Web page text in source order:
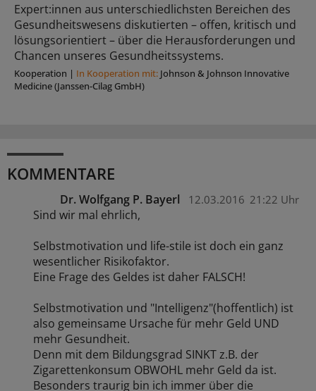
Expert:innen aus unterschiedlichsten Bereichen des
Gesundheitswesens diskutierten – offen, kritisch und
lösungsorientiert – über die Herausforderungen und
Chancen unseres Gesundheitssystems.
Kooperation | In Kooperation mit: Johnson & Johnson Innovative
Medicine (Janssen-Cilag GmbH)
KOMMENTARE
Dr. Wolfgang P. Bayerl 12.03.2016 21:22 Uhr
Sind wir mal ehrlich,
Selbstmotivation und life-stile ist doch ein ganz
wesentlicher Risikofaktor.
Eine Frage des Geldes ist daher FALSCH!
Selbstmotivation und "Intelligenz"(hoffentlich) ist
also gemeinsame Ursache für mehr Geld UND
mehr Gesundheit.
Denn mit dem Bildungsgrad SINKT z.B. der
Zigarettenkonsum OBWOHL mehr Geld da ist.
Besonders traurig bin ich immer über die